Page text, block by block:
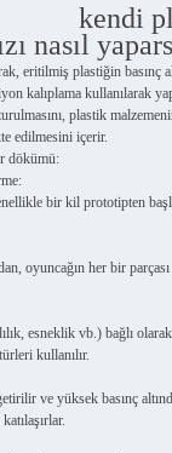
kendi
nasıl
eritilmiş plastiğin basınç
kalıplama kullanılarak
plastik
edilmesini içerir.
dökümü:
bir kil prototipten
oyuncağın her bir
esneklik vb.) bağlı
kullanılır.
ve yüksek basınç